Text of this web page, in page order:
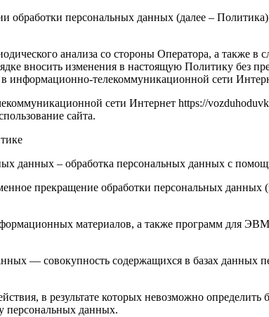
обработки персональных данных (далее –
анализа со стороны Оператора, а также в
вносить изменения в настоящую Политику без
телекоммуникационной сети
сети Интернет https://
сайта.
данных – обработка персональных данных с
прекращение обработки персональных данных
материалов, а также программ для
— совокупность содержащихся в базах
в результате которых невозможно
персональных данных.